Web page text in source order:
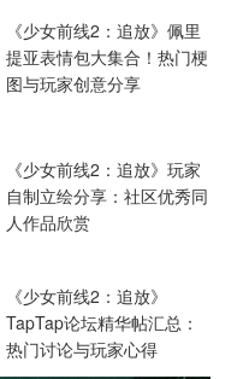
《少女前线2：追放》佩里
提亚表情包大集合！热门梗
图与玩家创意分享
《少女前线2：追放》玩家
自制立绘分享：社区优秀同
人作品欣赏
《少女前线2：追放》
TapTap论坛精华帖汇总：
热门讨论与玩家心得